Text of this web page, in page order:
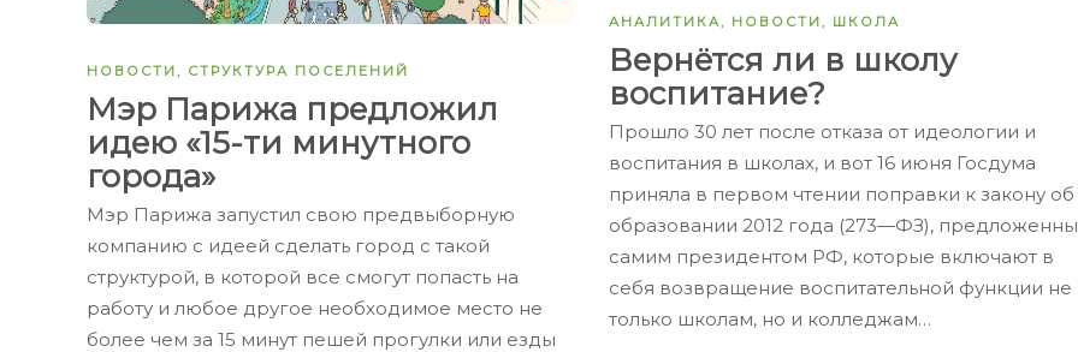
АНАЛИТИКА , НОВОСТИ , ШКОЛА
Вернётся ли в школу
воспитание?
Прошло 30 лет после отказа от идеологии и
воспитания в школах, и вот 16 июня Госдума
приняла в первом чтении поправки к закону об
образовании 2012 года (273—ФЗ),
самим президентом РФ, которые включают в
себя возвращение воспитательной функции не
только школам, но и колледжам…
НОВОСТИ , СТРУКТУРА ПОСЕЛЕНИЙ
Мэр Парижа предложил
идею «15-ти минутного
города»
Мэр Парижа запустил свою предвыборную
компанию с идеей сделать город с такой
структурой, в которой все смогут попасть на
работу и любое другое необходимое место не
более чем за 15 минут пешей прогулки или езды